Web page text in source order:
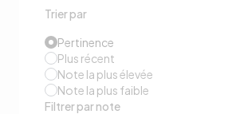
Trier par
Pertinence
Plus récent
Note la plus élevée
Note la plus faible
Filtrer par note